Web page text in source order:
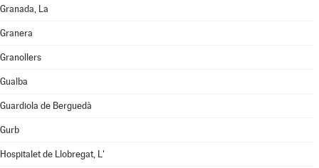
Granada, La
Granera
Granollers
Gualba
Guardiola de Berguedà
Gurb
Hospitalet de Llobregat, L'